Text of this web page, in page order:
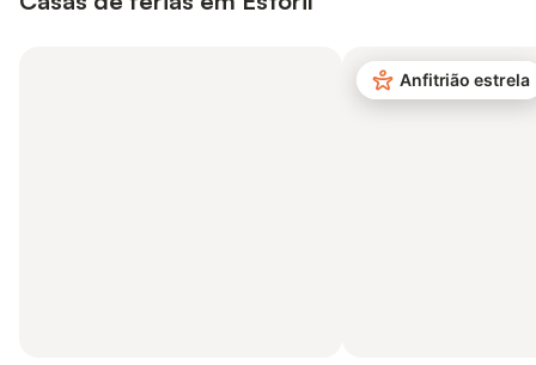
Anfitrião estrela